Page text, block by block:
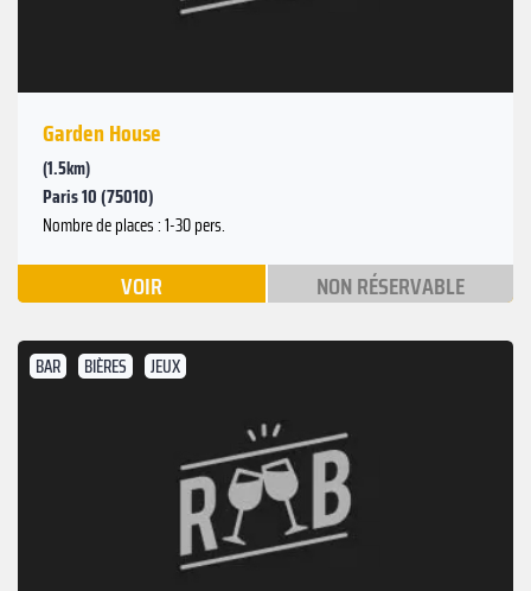
Garden House
(1.5km)
Paris 10 (75010)
Nombre de places : 1-30 pers.
VOIR NON RÉSERVABLE
BAR BIÈRES JEUX